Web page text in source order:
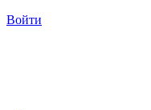
Войти